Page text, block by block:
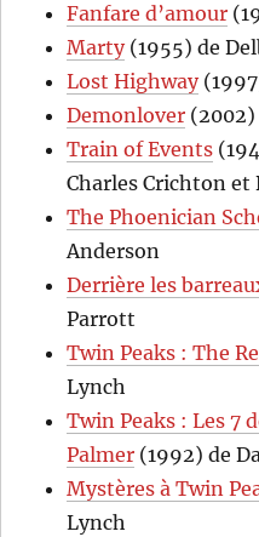
Fanfare d’amour
Marty(1955) de
Lost Highway
Demonlover (2002)
Train of Events
Charles Crichton et
The Phoenician
Anderson
Derrière les
Parrott
Twin Peaks : The
Lynch
Twin Peaks : Les 7
Palmer (1992) de
Mystères à Twin
Lynch